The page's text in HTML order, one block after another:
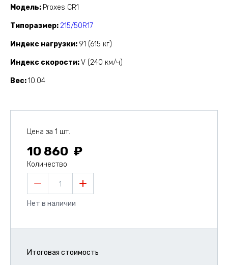
Модель Proxes CR1
Типоразмер 215/50R17
Индекс нагрузки 91 (615 кг)
Индекс скорости V (240 км/ч)
Вес 10.04
Цена за 1 шт.
10 860
Количество
1
Нет в наличии
Итоговая стоимость